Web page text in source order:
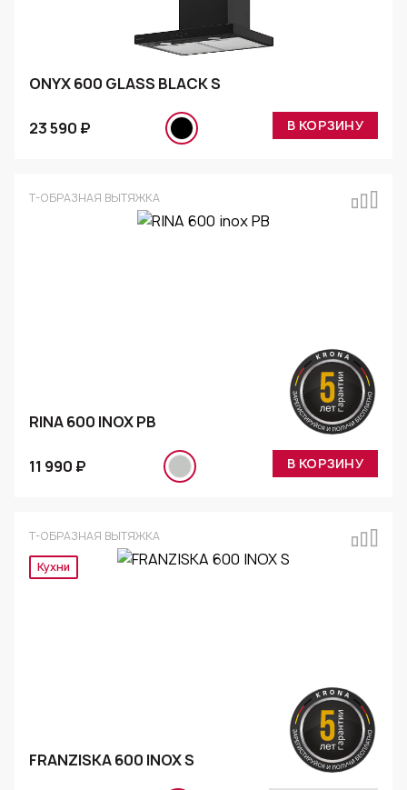
ONYX 600 GLASS BLACK S
23 590 ₽ В КОРЗИНУ
Т-ОБРАЗНАЯ ВЫТЯЖКА
RINA 600 INOX PB
11 990 ₽ В КОРЗИНУ
Т-ОБРАЗНАЯ ВЫТЯЖКА
Кухни
FRANZISKA 600 INOX S